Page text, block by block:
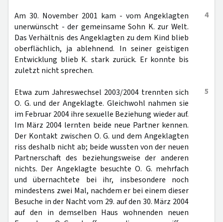
4
Am 30. November 2001 kam - vom Angeklagten
unerwünscht - der gemeinsame Sohn K. zur Welt.
Das Verhältnis des Angeklagten zu dem Kind blieb
oberflächlich, ja ablehnend. In seiner geistigen
Entwicklung blieb K. stark zurück. Er konnte bis
zuletzt nicht sprechen.
5
Etwa zum Jahreswechsel 2003/2004 trennten sich
O. G. und der Angeklagte. Gleichwohl nahmen sie
im Februar 2004 ihre sexuelle Beziehung wieder auf.
Im März 2004 lernten beide neue Partner kennen.
Der Kontakt zwischen O. G. und dem Angeklagten
riss deshalb nicht ab; beide wussten von der neuen
Partnerschaft des beziehungsweise der anderen
nichts. Der Angeklagte besuchte O. G. mehrfach
und übernachtete bei ihr, insbesondere noch
mindestens zwei Mal, nachdem er bei einem dieser
Besuche in der Nacht vom 29. auf den 30. März 2004
auf den in demselben Haus wohnenden neuen